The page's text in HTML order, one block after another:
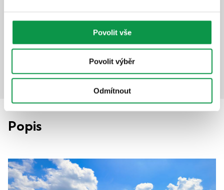
Povolit vše
Povolit výběr
Odmítnout
Kč
Detail produktu
Popis